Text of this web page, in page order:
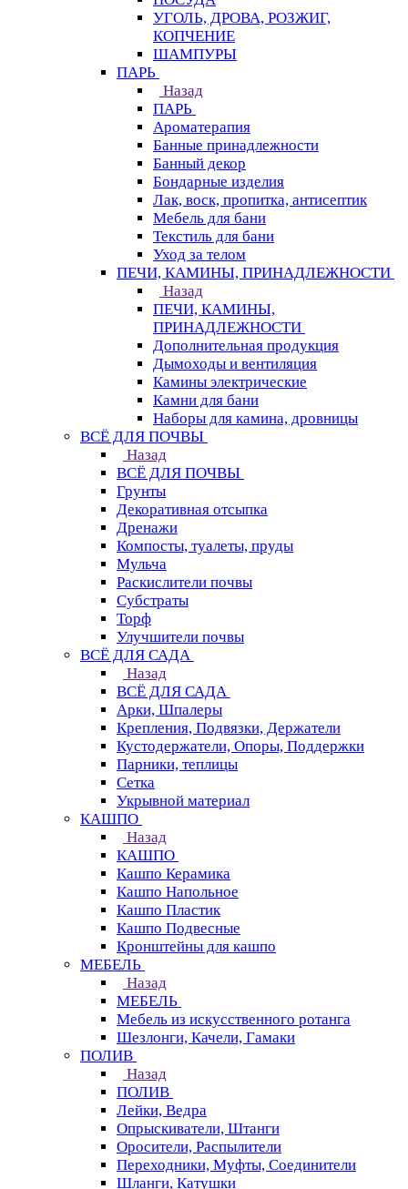
УГОЛЬ, ДРОВА, РОЗЖИГ,
КОПЧЕНИЕ
ШАМПУРЫ
ПАРЬ
Назад
ПАРЬ
Ароматерапия
Банные принадлежности
Банный декор
Бондарные изделия
Лак, воск, пропитка, антисептик
Мебель для бани
Текстиль для бани
Уход за телом
ПЕЧИ, КАМИНЫ, ПРИНАДЛЕЖНОСТИ
Назад
ПЕЧИ, КАМИНЫ,
ПРИНАДЛЕЖНОСТИ
Дополнительная продукция
Дымоходы и вентиляция
Камины электрические
Камни для бани
Наборы для камина, дровницы
ВСЁ ДЛЯ ПОЧВЫ
Назад
ВСЁ ДЛЯ ПОЧВЫ
Грунты
Декоративная отсыпка
Дренажи
Компосты, туалеты, пруды
Мульча
Раскислители почвы
Субстраты
Торф
Улучшители почвы
ВСЁ ДЛЯ САДА
Назад
ВСЁ ДЛЯ САДА
Арки, Шпалеры
Крепления, Подвязки, Держатели
Кустодержатели, Опоры, Поддержки
Парники, теплицы
Сетка
Укрывной материал
КАШПО
Назад
КАШПО
Кашпо Керамика
Кашпо Напольное
Кашпо Пластик
Кашпо Подвесные
Кронштейны для кашпо
МЕБЕЛЬ
Назад
МЕБЕЛЬ
Мебель из искусственного ротанга
Шезлонги, Качели, Гамаки
ПОЛИВ
Назад
ПОЛИВ
Лейки, Ведра
Опрыскиватели, Штанги
Оросители, Распылители
Переходники, Муфты, Соединители
Шланги, Катушки